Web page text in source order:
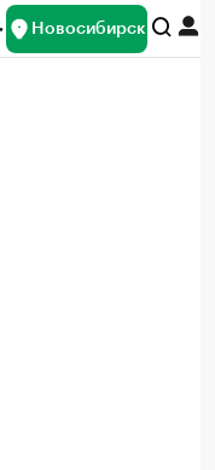
Новосибирск